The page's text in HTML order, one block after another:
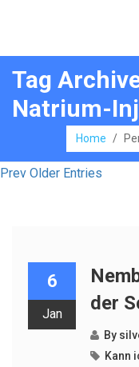
Tag
Natrium-
Home /
Prev Older Entries
6
Jan
der
By
Kann